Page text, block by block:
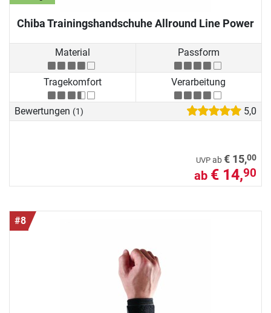
Chiba Trainingshandschuhe Allround Line Power
Material Passform
Tragekomfort Verarbeitung
Bewertungen (1) 5,0
UVP ab€ 15,00
ab € 14,90
#8